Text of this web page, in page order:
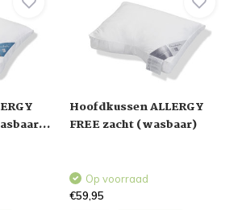
Hoofdkussen ALLERGY
FREE zacht (wasbaar)
Op voorraad
€59,95